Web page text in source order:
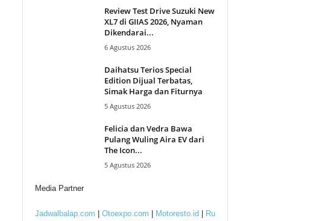
Review Test Drive Suzuki New
XL7 di GIIAS 2026, Nyaman
Dikendarai...
6 Agustus 2026
Daihatsu Terios Special
Edition Dijual Terbatas,
Simak Harga dan Fiturnya
5 Agustus 2026
Felicia dan Vedra Bawa
Pulang Wuling Aira EV dari
The Icon...
5 Agustus 2026
Media Partner
Jadwalbalap.com Otoexpo.com Motoresto.id
Ru